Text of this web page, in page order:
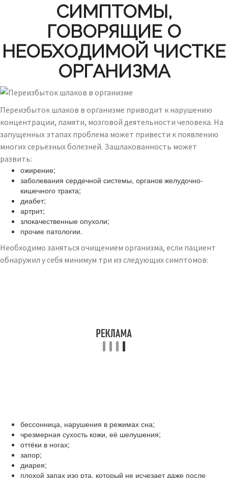
СИМПТОМЫ,
ГОВОРЯЩИЕ О
НЕОБХОДИМОЙ ЧИСТКЕ
ОРГАНИЗМА
Переизбыток шлаков в организме приводит к нарушению
концентрации, памяти, мозговой деятельности человека. На
запущенных этапах проблема может привести к появлению
многих серьёзных болезней. Зашлакованность может
развить:
ожирение;
заболевания сердечной системы, органов желудочно-
кишечного тракта;
диабет;
артрит;
злокачественные опухоли;
прочие патологии.
Необходимо заняться очищением организма, если пациент
обнаружил у себя минимум три из следующих симптомов:
бессонница, нарушения в режимах сна;
чрезмерная сухость кожи, её шелушения;
оттёки в ногах;
запор;
диарея;
плохой запах изо рта, который не исчезает даже после